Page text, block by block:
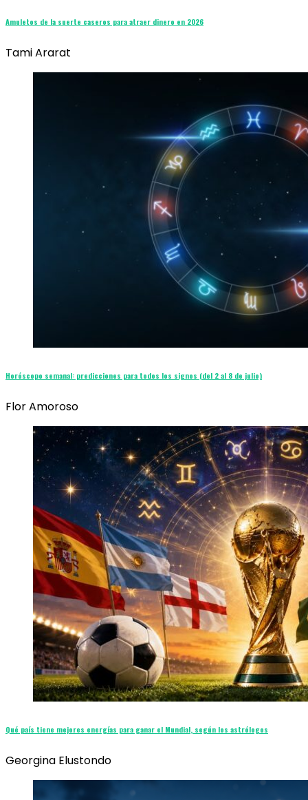
Amuletos de la suerte caseros para atraer dinero en 2026
Tami Ararat
Horóscopo semanal: predicciones para todos los signos (del 2 al 8 de julio)
Flor Amoroso
Qué país tiene mejores energías para ganar el Mundial, según los astrólogos
Georgina Elustondo